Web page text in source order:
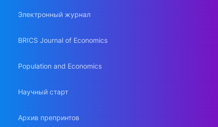
Электронный журнал
BRICS Journal of Economics
Population and Economics
Научный старт
Архив препринтов